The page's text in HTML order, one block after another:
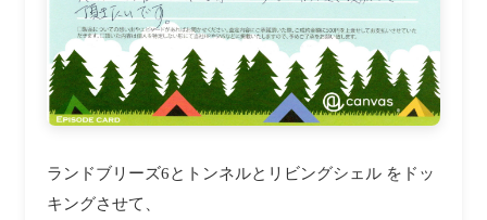
ランドブリーズ6とトンネルとリビングシェル をドッ
キングさせて、